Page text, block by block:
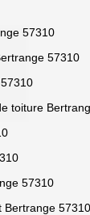
57310
57310
toiture
57310
Bertrange 57310